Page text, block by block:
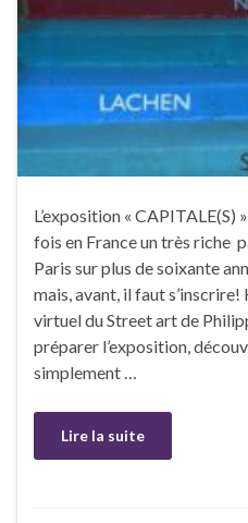
L’exposition « CAPITALE(S)
fois en France un très riche
Paris sur plus de soixante
mais, avant, il faut
virtuel du Street art de
préparer l’exposition,
simplement …
Lire la suite